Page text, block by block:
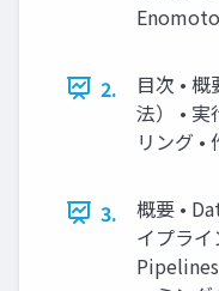
2.
目次 •
法） • 実
リング •
3.
概要 •
イプラ